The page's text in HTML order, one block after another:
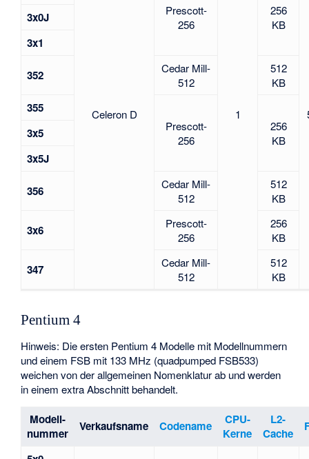
Celeron D 1
Prescott-
256
256
KB
3x0J
3x1
352
Cedar Mill-
512
512
KB
355
Prescott-
256
256
KB
3x5
3x5J
356
Cedar Mill-
512
512
KB
3x6
Prescott-
256
256
KB
347
Cedar Mill-
512
512
KB
Pentium 4
Hinweis: Die ersten Pentium 4 Modelle mit Modellnummern
und einem FSB mit 133 MHz (quadpumped FSB533)
weichen von der allgemeinen Nomenklatur ab und werden
in einem extra Abschnitt behandelt.
Modell-
nummer
Verkaufsname Codename
CPU-
Kerne
L2-
Cache